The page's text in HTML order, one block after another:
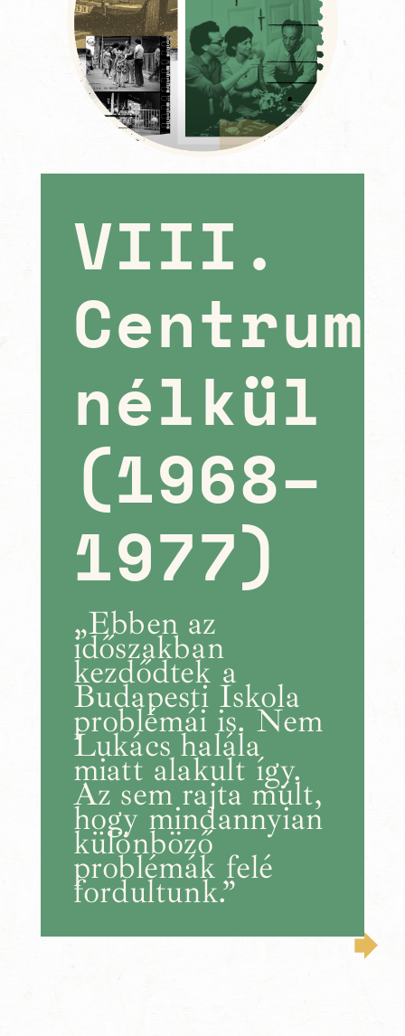
VIII.
Centrum
nélkül
(1968–
1977)
„Ebben az
időszakban
kezdődtek a
Budapesti Iskola
problémái is. Nem
Lukács halála
miatt alakult így.
Az sem rajta múlt,
hogy mindannyian
különböző
problémák felé
fordultunk.”